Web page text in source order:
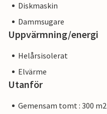
Diskmaskin
Dammsugare
Uppvärmning/energi
Helårsisolerat
Elvärme
Utanför
Gemensam tomt : 300 m2